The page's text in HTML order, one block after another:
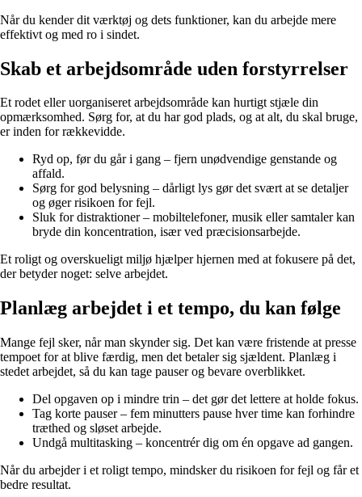
Når du kender dit værktøj og dets funktioner, kan du arbejde mere
effektivt og med ro i sindet.
Skab et arbejdsområde uden forstyrrelser
Et rodet eller uorganiseret arbejdsområde kan hurtigt stjæle din
opmærksomhed. Sørg for, at du har god plads, og at alt, du skal bruge,
er inden for rækkevidde.
Ryd op, før du går i gang – fjern unødvendige genstande og
affald.
Sørg for god belysning – dårligt lys gør det svært at se detaljer
og øger risikoen for fejl.
Sluk for distraktioner – mobiltelefoner, musik eller samtaler kan
bryde din koncentration, især ved præcisionsarbejde.
Et roligt og overskueligt miljø hjælper hjernen med at fokusere på det,
der betyder noget: selve arbejdet.
Planlæg arbejdet i et tempo, du kan følge
Mange fejl sker, når man skynder sig. Det kan være fristende at presse
tempoet for at blive færdig, men det betaler sig sjældent. Planlæg i
stedet arbejdet, så du kan tage pauser og bevare overblikket.
Del opgaven op i mindre trin – det gør det lettere at holde fokus.
Tag korte pauser – fem minutters pause hver time kan forhindre
træthed og sløset arbejde.
Undgå multitasking – koncentrér dig om én opgave ad gangen.
Når du arbejder i et roligt tempo, mindsker du risikoen for fejl og får et
bedre resultat.